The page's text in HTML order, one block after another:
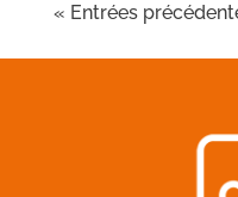
« Entrées